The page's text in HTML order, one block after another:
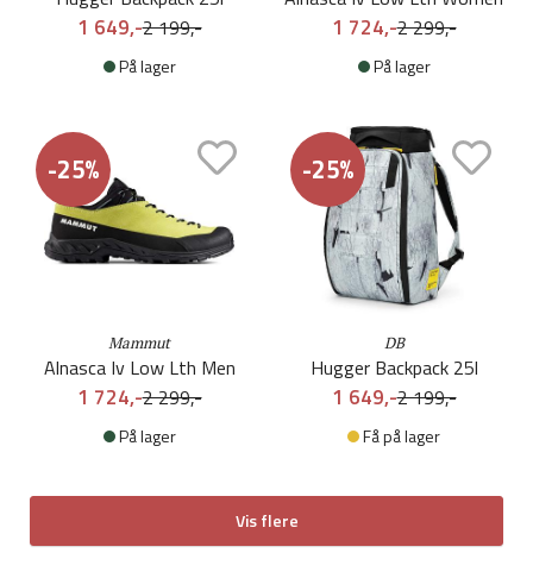
2 199,-
1 649,-
På lager
2 299,-
1 724,-
På lager
-25%
Mammut
Alnasca Iv Low Lth Men
2 299,-
1 724,-
På lager
-25%
DB
Hugger Backpack 25l
2 199,-
1 649,-
Få på lager
Vis flere